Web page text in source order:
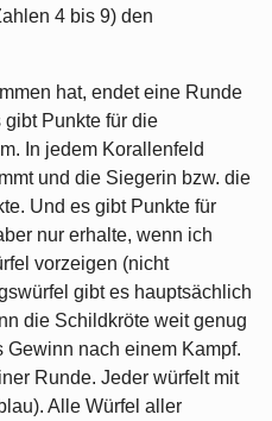
4 bis 9) den
hat, endet eine Runde
Punkte für die
In jedem Korallenfeld
und die Siegerin bzw. die
Und es gibt Punkte für
nur erhalte, wenn ich
vorzeigen (nicht
gibt es hauptsächlich
die Schildkröte weit genug
Gewinn nach einem Kampf.
Runde. Jeder würfelt mit
Alle Würfel aller